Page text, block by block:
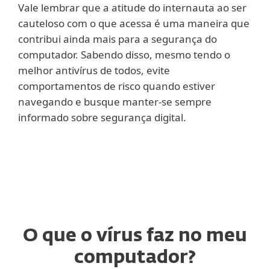
Vale lembrar que a atitude do internauta ao ser
cauteloso com o que acessa é uma maneira que
contribui ainda mais para a segurança do
computador. Sabendo disso, mesmo tendo o
melhor antivírus de todos, evite
comportamentos de risco quando estiver
navegando e busque manter-se sempre
informado sobre segurança digital.
O que o vírus faz no meu
computador?